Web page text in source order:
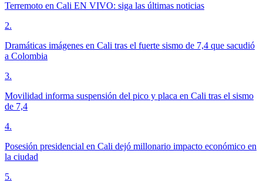
Terremoto en Cali EN VIVO: siga las últimas noticias
2.
Dramáticas imágenes en Cali tras el fuerte sismo de 7,4 que sacudió
a Colombia
3.
Movilidad informa suspensión del pico y placa en Cali tras el sismo
de 7,4
4.
Posesión presidencial en Cali dejó millonario impacto económico en
la ciudad
5.